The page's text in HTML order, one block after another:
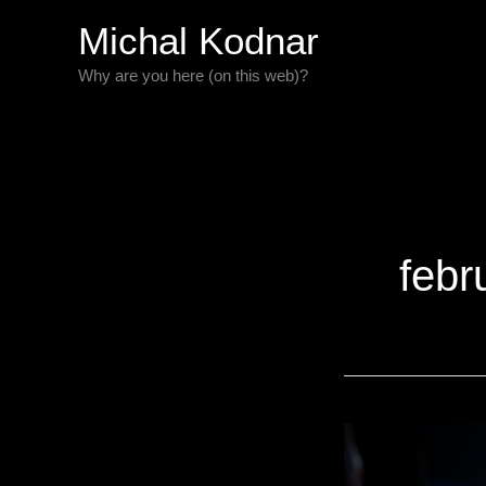
Michal Kodnar
Why are you here (on this web)?